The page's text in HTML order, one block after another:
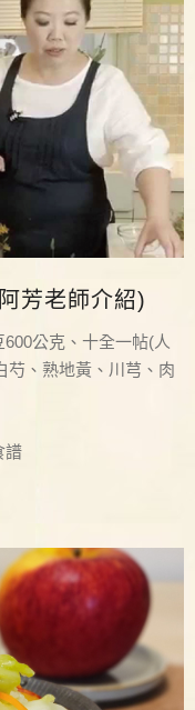
芳老師介紹)
公克、十全一帖(人
芍、熟地黃、川芎、肉
譜